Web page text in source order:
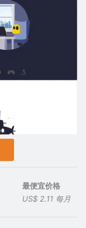
最便宜价格
US$ 2.11 每月